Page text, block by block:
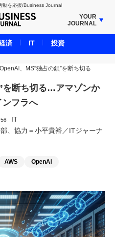
動を応援/Business Journal
YOUR
JOURNAL
JOURNAL
JOURNAL
JOURNAL
JOURNAL
BROKERAGE JOURNAL
DOG JOURNAL
OpenAI、MS“独占の鎖”を断ち切る
を断ち切る…アマゾンか
ンフラへ
IT
、協力＝小平貴裕／ITジャーナ
AWS OpenAI
済 IT 投資